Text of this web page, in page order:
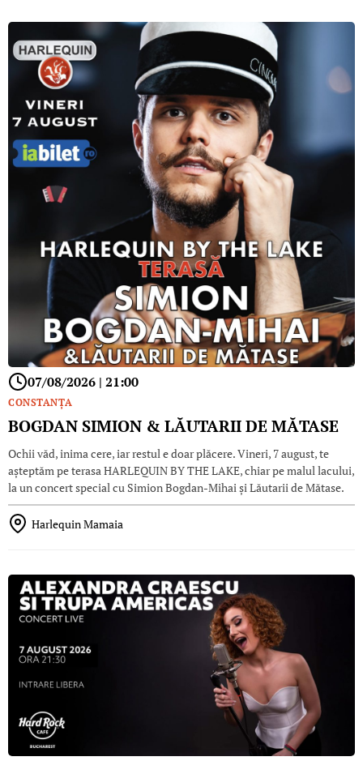
07/08/2026 | 21:00
CONSTANŢA
BOGDAN SIMION & LĂUTARII DE MĂTASE
Ochii văd, inima cere, iar restul e doar plăcere. Vineri, 7 august, te
așteptăm pe terasa HARLEQUIN BY THE LAKE, chiar pe malul lacului,
la un concert special cu Simion Bogdan-Mihai și Lăutarii de Mătase.
Harlequin Mamaia